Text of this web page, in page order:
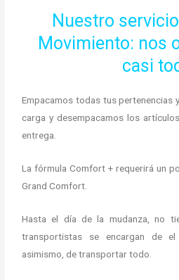
Nuestro
Movimiento: nos
casi
Empacamos todas tus pertenencias
carga y desempacamos los
entrega.
La fórmula Comfort + requerirá un
Grand Comfort.
Hasta el día de la mudanza, no
transportistas se encargan de
asimismo, de transportar todo.